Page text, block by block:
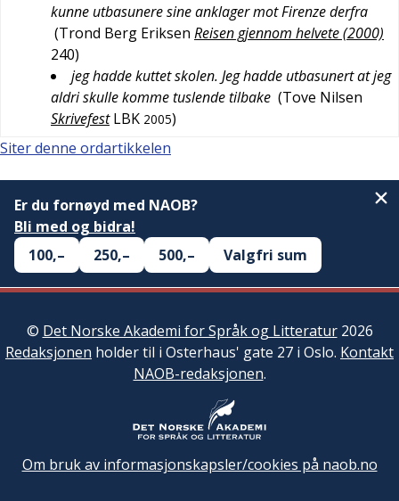
kunne utbasunere sine anklager mot Firenze derfra
(Trond Berg Eriksen Reisen gjennom helvete (2000)
240)
jeg hadde kuttet skolen. Jeg hadde utbasunert at jeg
aldri skulle komme tuslende tilbake (Tove Nilsen
Skrivefest LBK 2005)
Siter denne ordartikkelen
Er du fornøyd med NAOB?
Bli med og bidra!
100,–
250,– 500,– Valgfri sum
© Det Norske Akademi for Språk og Litteratur2026
Redaksjonen holder til i Osterhaus' gate 27 i Oslo. Kontakt
NAOB-redaksjonen.
Om bruk av informasjonskapsler/cookies på naob.no